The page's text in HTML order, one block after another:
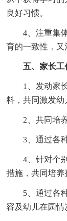
良好习惯。
4、注重集体
育的一致性，又
五、家长工
1、发动家长
料，共同激发幼
2、共同培养
3、通过各种
4、针对个别
措施，共同培养
5、通过各种
容及幼儿在园情